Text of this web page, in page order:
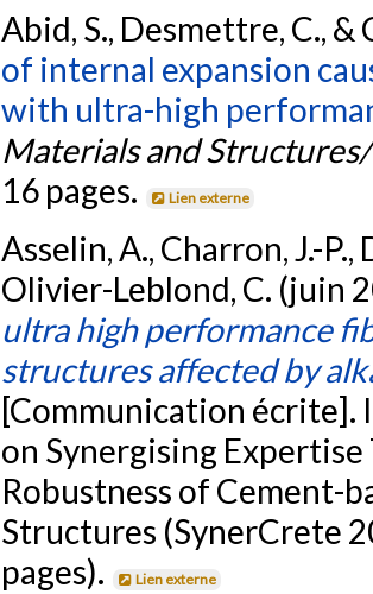
Abid, S., Desmettre, C., &
of internal expansion
with ultra-high
Materials and
16 pages.
Lien externe
Asselin, A., Charron, J.-
Olivier-Leblond, C. (juin
ultra high performance
structures affected by
[Communication écrite].
on Synergising
Robustness of Cement-
Structures (SynerCrete
pages).
Lien externe